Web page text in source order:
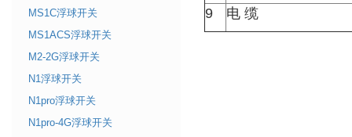
MS1C浮球开关
MS1ACS浮球开关
M2-2G浮球开关
N1浮球开关
N1pro浮球开关
N1pro-4G浮球开关
9
电 缆